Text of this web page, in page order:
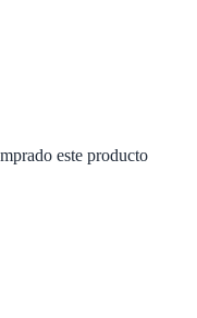
este producto